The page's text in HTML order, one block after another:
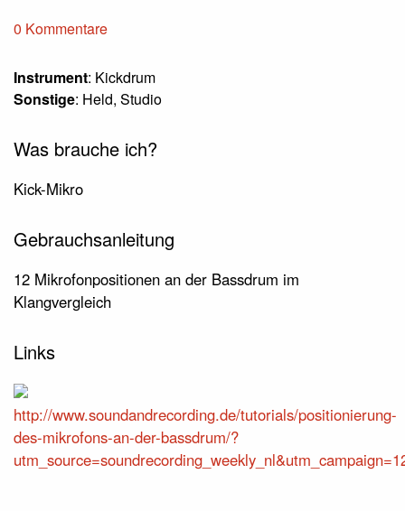
0 Kommentare
Instrument: Kickdrum
Sonstige: Held, Studio
Was brauche ich?
Kick-Mikro
Gebrauchsanleitung
12 Mikrofonpositionen an der Bassdrum im
Klangvergleich
Links
http://www.soundandrecording.de/tutorials/positionierung-
des-mikrofons-an-der-bassdrum/?